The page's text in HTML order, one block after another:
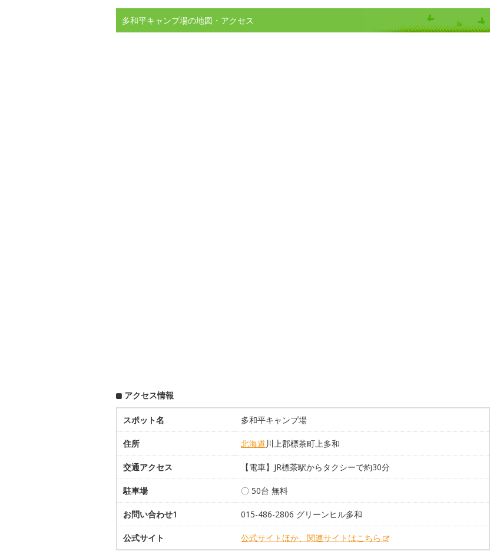
多和平キャンプ場の地図・アクセス
アクセス情報
スポット名 多和平キャンプ場
住所 北海道川上郡標茶町上多和
交通アクセス 【電車】JR標茶駅からタクシーで約30分
駐車場 〇 50台 無料
お問い合わせ1 015-486-2806 グリーンヒル多和
公式サイト 公式サイトほか、関連サイトはこちら